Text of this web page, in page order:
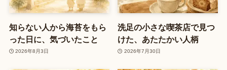
知らない人から海苔をもら
った日に、気づいたこと
2026年8月3日
洗足の小さな喫茶店で見つ
けた、あたたかい人柄
2026年7月30日